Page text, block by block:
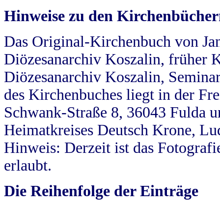
Hinweise zu den
Das Original-Kirchenbuch von
Diözesanarchiv Koszalin, früher
Diözesanarchiv Koszalin,
des Kirchenbuches liegt in der
Schwank-Straße 8, 36043 Fulda
Heimatkreises Deutsch Krone,
Hinweis: Derzeit ist das
erlaubt.
Die Reihenfolge der Einträge